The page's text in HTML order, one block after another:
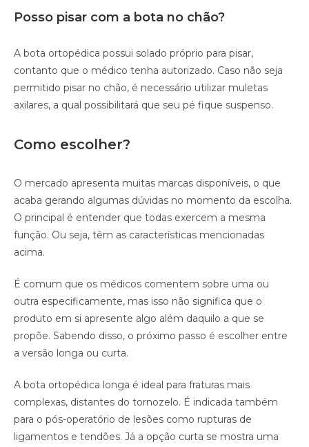
Posso pisar com a bota no chão?
A bota ortopédica possui solado próprio para pisar,
contanto que o médico tenha autorizado. Caso não seja
permitido pisar no chão, é necessário utilizar muletas
axilares, a qual possibilitará que seu pé fique suspenso.
Como escolher?
O mercado apresenta muitas marcas disponíveis, o que
acaba gerando algumas dúvidas no momento da escolha.
O principal é entender que todas exercem a mesma
função. Ou seja, têm as características mencionadas
acima.
É comum que os médicos comentem sobre uma ou
outra especificamente, mas isso não significa que o
produto em si apresente algo além daquilo a que se
propõe. Sabendo disso, o próximo passo é escolher entre
a versão longa ou curta.
A bota ortopédica longa é ideal para fraturas mais
complexas, distantes do tornozelo. É indicada também
para o pós-operatório de lesões como rupturas de
ligamentos e tendões. Já a opção curta se mostra uma